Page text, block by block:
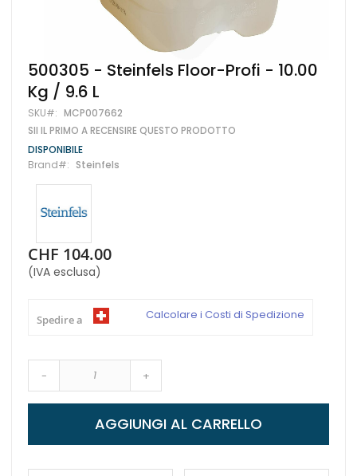
Vai
all'inizio
della
galleria
di
immagini
500305 - Steinfels Floor-Profi - 10.00
Kg / 9.6 L
SKU MCP007662
SII IL PRIMO A RECENSIRE QUESTO PRODOTTO
DISPONIBILE
Brand
Steinfels
CHF 104.00
(IVA esclusa)
Spedire a Calcolare i Costi di Spedizione
- +
AGGIUNGI AL CARRELLO